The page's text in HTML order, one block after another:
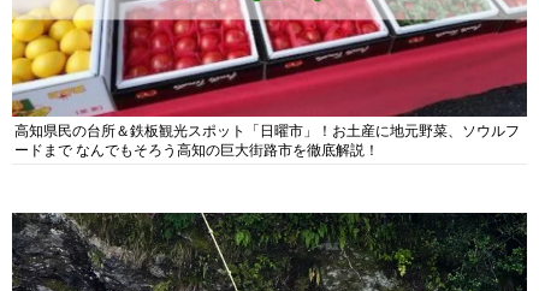
高知県民の台所＆鉄板観光スポット「日曜市」！お土産に地元野菜、ソウルフ
ードまで なんでもそろう高知の巨大街路市を徹底解説！